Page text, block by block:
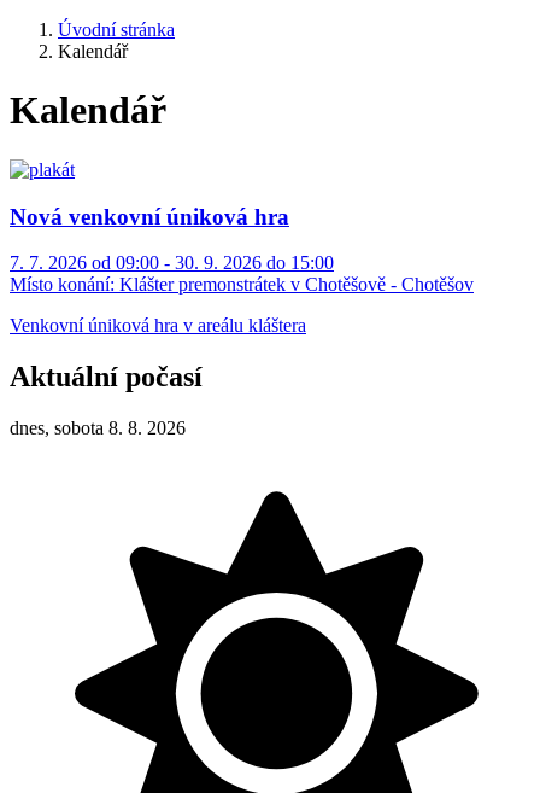
Úvodní stránka
Kalendář
Kalendář
Nová venkovní úniková hra
7. 7. 2026 od 09:00 - 30. 9. 2026 do 15:00
Místo konání: Klášter premonstrátek v Chotěšově - Chotěšov
Venkovní úniková hra v areálu kláštera
Aktuální počasí
dnes, sobota 8. 8. 2026